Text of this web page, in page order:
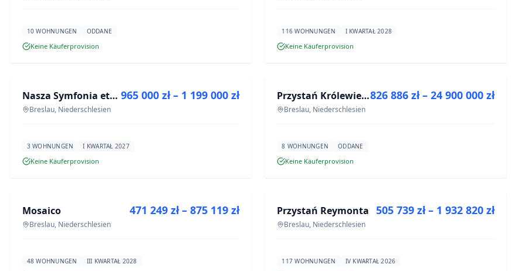
10 WOHNUNGEN ODDANE
Keine Käuferprovision
116 WOHNUNGEN I KWARTAŁ 2028
Keine Käuferprovision
NEUBAU Nasza Symfonia etap III
Breslau, Niederschlesien
965 000 zł – 1 199 000 zł
3 WOHNUNGEN I KWARTAŁ 2027
Keine Käuferprovision
NEUBAU Przystań Królewiecka III- lokale usługowe
Breslau, Niederschlesien
826 886 zł – 24 900 000 zł
8 WOHNUNGEN ODDANE
Keine Käuferprovision
NEUBAU
Mosaico
Breslau, Niederschlesien
471 249 zł – 875 119 zł
48 WOHNUNGEN III KWARTAŁ 2028
NEUBAU
Przystań Reymonta
Breslau, Niederschlesien
505 739 zł – 1 932 820 zł
117 WOHNUNGEN IV KWARTAŁ 2026